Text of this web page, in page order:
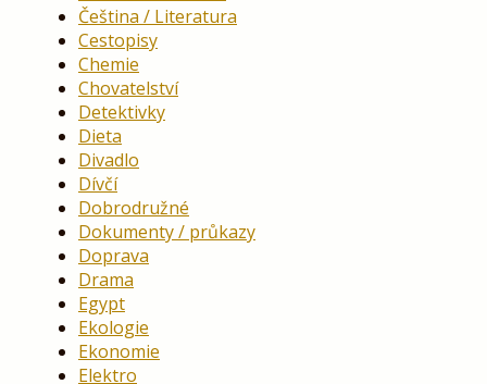
Čeština / Literatura
Cestopisy
Chemie
Chovatelství
Detektivky
Dieta
Divadlo
Dívčí
Dobrodružné
Dokumenty / průkazy
Doprava
Drama
Egypt
Ekologie
Ekonomie
Elektro